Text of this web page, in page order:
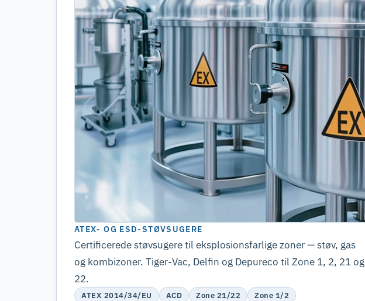
ATEX- OG ESD-STØVSUGERE
Certificerede støvsugere til eksplosionsfarlige zoner — støv, gas
og kombizoner. Tiger-Vac, Delfin og Depureco til Zone 1, 2, 21 og
22.
ATEX 2014/34/EU ACD Zone 21/22 Zone 1/2